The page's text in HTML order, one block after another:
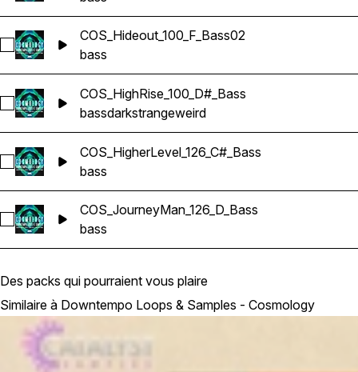
Sélectionnez COS_Hideout_100_F_Bass02
COS_Hideout_100_F_Bass02
bass
Sélectionnez COS_HighRise_100_D#_Bass
COS_HighRise_100_D#_Bass
bassdarkstrangeweird
Sélectionnez COS_HigherLevel_126_C#_Bass
COS_HigherLevel_126_C#_Bass
bass
Sélectionnez COS_JourneyMan_126_D_Bass
COS_JourneyMan_126_D_Bass
bass
Des packs qui pourraient vous plaire
Similaire à Downtempo Loops & Samples - Cosmology